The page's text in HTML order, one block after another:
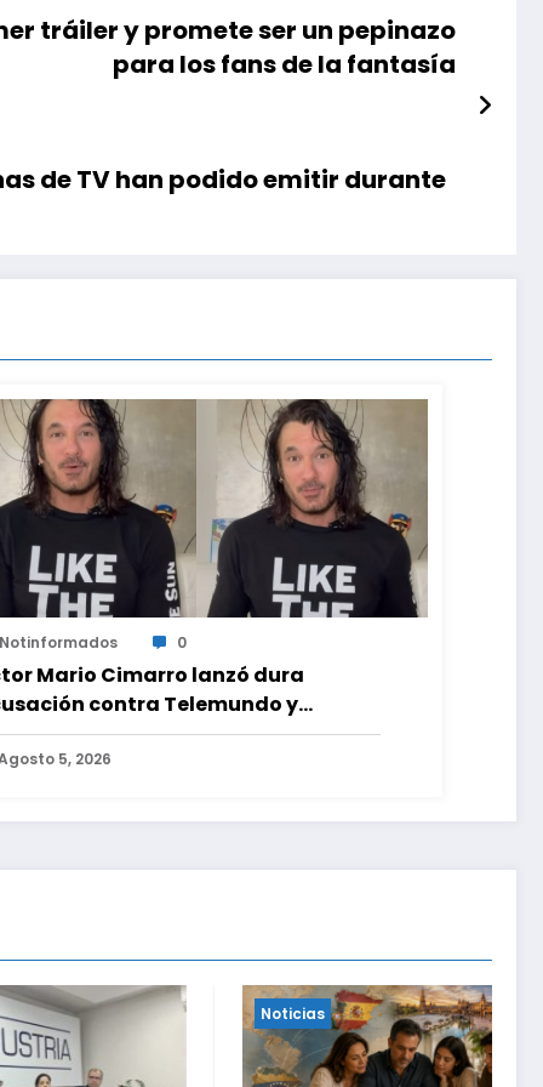
tráiler y promete ser un pepinazo
para los fans de la fantasía
de TV han podido emitir durante
Notinformados 0
Mario Cimarro lanzó dura
contra Telemundo y
que lo que hacen en su contra
en EEUU
5, 2026
Noticias